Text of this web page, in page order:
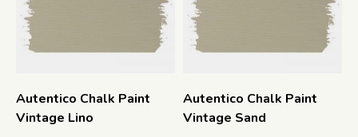
Autentico Chalk Paint
Vintage Lino
Autentico Chalk Paint
Vintage Sand